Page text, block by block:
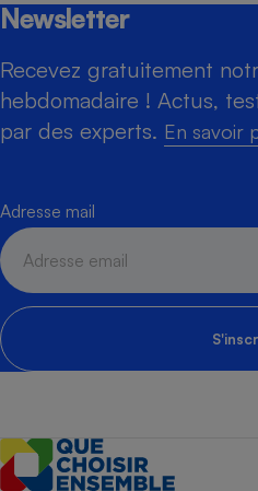
Newsletter
Recevez gratuitement
hebdomadaire ! Actus,
par des experts. En savoir
Adresse mail